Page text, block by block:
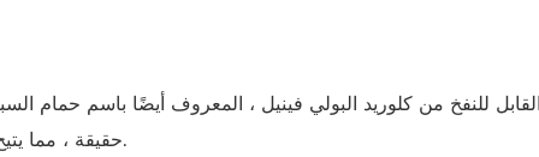
للنفخ من كلوريد البولي فينيل ، المعروف أيضًا باسم حمام
حقيقة ، مما يتيح لك تحقيق حمام السباحة المثالي بسرعة.